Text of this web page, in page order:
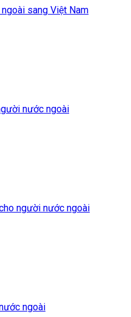
sang Việt Nam
nước ngoài
người nước ngoài
ngoài